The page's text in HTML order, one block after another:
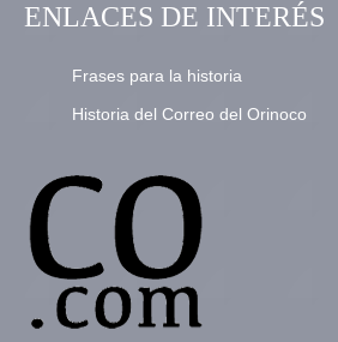
ENLACES DE INTERÉS
Frases para la historia
Historia del Correo del Orinoco